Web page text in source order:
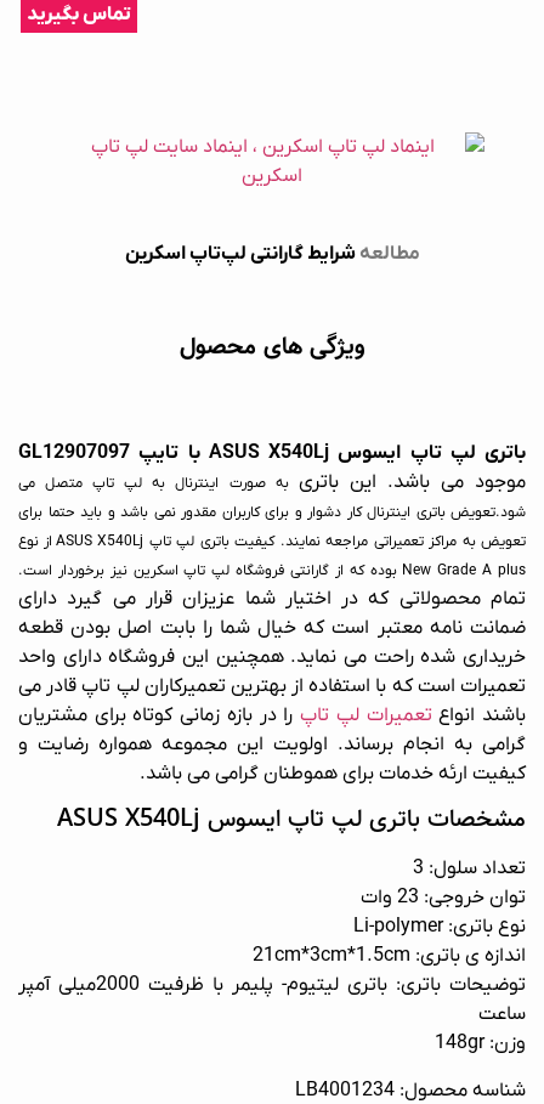
تماس بگیرید
مطالعهشرایط گارانتی لپ‌تاپ اسکرین
ویژگی های محصول
باتری لپ تاپ ایسوس ASUS X540Lj با تایپ GL12907097
موجود می باشد. این باتری به صورت اینترنال به لپ تاپ متصل می
شود.تعویض باتری اینترنال کار دشوار و برای کاربران مقدور نمی باشد و باید حتما برای
تعویض به مراکز تعمیراتی مراجعه نمایند.کیفیت باتری لپ تاپ ASUS X540Lj
از نوع
New Grade A plus بوده که از
گارانتی فروشگاه لپ تاپ اسکرین نیز برخوردار است.
تمام محصولاتی که در اختیار شما عزیزان قرار می گیرد دارای
ضمانت نامه معتبر است که خیال شما را بابت اصل بودن قطعه
خریداری شده راحت می نماید. همچنین این فروشگاه دارای واحد
تعمیرات است که با استفاده از بهترین تعمیرکاران لپ تاپ قادر می
باشند انواع تعمیرات لپ تاپرا در بازه زمانی کوتاه برای مشتریان
گرامی به انجام برساند. اولویت این مجموعه همواره رضایت و
کیفیت ارئه خدمات برای هموطنان گرامی می باشد.
مشخصات باتری لپ تاپ ایسوس ASUS X540Lj
تعداد سلول: 3
توان خروجی: 23 وات
نوع باتری: Li-polymer
اندازه ی باتری: 21cm*3cm*1.5cm
توضیحات باتری
: باتری لیتیوم- پلیمر با ظرفیت 2000میلی آمپر
ساعت
وزن: 148gr
شناسه محصول: LB4001234